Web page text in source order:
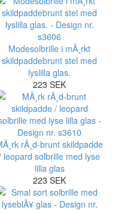
Modesolbrille i mÃ¸rkt
skildpaddebrunt stel med
lyslilla glas.
223 SEK
rÃ¸d-brunt skildpadde
leopard solbrille med lyse
lilla glas
223 SEK